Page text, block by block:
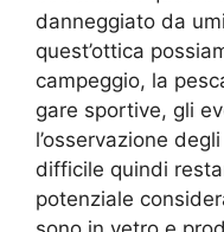
danneggiato da
quest’ottica
campeggio, la
gare sportive, gli
l’osservazione
difficile quindi
potenziale